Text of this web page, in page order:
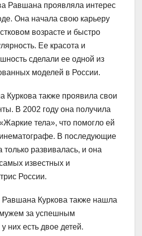
Равшана проявляла интерес
Она начала свою карьеру
возрасте и быстро
Ее красота и
сделали ее одной из
моделей в России.
Куркова также проявила свои
В 2002 году она получила
тела», что помогло ей
В последующие
только развивалась, и она
известных и
России.
Равшана Куркова также нашла
за успешным
них есть двое детей.